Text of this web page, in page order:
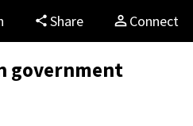
Share Connect
government